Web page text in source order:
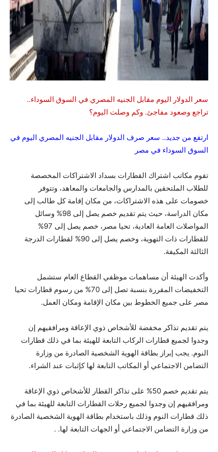
سعر الدولار اليوم مقابل الجنيه المصري في السوق السوداء..
تراجع وصعود مفاجئ. وكم وصلت اليوم؟
ارتفع من جديد.. سعر صرف الدولار مقابل الجنيه المصري اليوم في
السوق السوداء في مصر
تقوم مكاتب اشتراك القطارات بسداد الاشتراكات المخصصة
للطلاب الملتحقين بالمدارس والجامعات والمعاهد، وتتوفر
خصومات على هذه الاشتراكات، من مكان إقامة كل طالب إلى
مكان الدراسة، حيث يتم تقديم خصم يصل إلى 98% وسائل
المواصلات العامة العادية، تحيا مصر، خصم يصل إلى 97%
للقطارات ذات التهوية، وخصم يصل إلى 90% لقطارات الدرجة
الثالثة المكيفة.
وأكدت الهيئة أن مساهمات موظفي القطاع العام ستشمل
التخفيضات المقررة بنسبة تصل إلى 70% من رسوم قطارات تحيا
مصر على جميع الخطوط بين مكان الإقامة ومكان العمل.
يتم تقديم تذاكر مخفضة للأشخاص ذوي الإعاقة ومرافقيهم إن
وجدوا لجميع قطارات الركاب التابعة للهيئة بما في ذلك قطارات
النوم. يجب إبراز بطاقة الهوية الشخصية الصادرة من وزارة
التضامن الاجتماعي أو المكاتب التابعة لها كإثبات عند الشراء.
يتم تقديم خصم 50% على تذاكر القطار للأشخاص ذوي الإعاقة
ومرافقيهم إن وجدوا لجميع رحلات القطارات التابعة للهيئة بما في
ذلك قطارات النوم وذلك باستخدام بطاقة الهوية الشخصية الصادرة
من وزارة التضامن الاجتماعي أو الجهات التابعة لها. .